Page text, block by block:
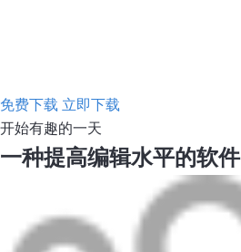
免费下载 立即下载
开始有趣的一天
一种提高编辑水平的软件